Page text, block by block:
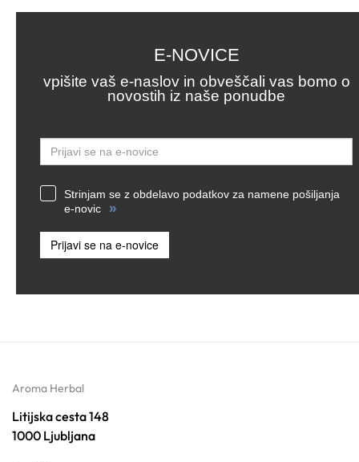
E-NOVICE
vpišite vaš e-naslov in obveščali vas bomo o
novostih iz naše ponudbe
Strinjam se z obdelavo podatkov za namene pošiljanja
e-novic
»
Prijavi se na e-novice
Aroma Herbal
Litijska cesta 148
1000 Ljubljana